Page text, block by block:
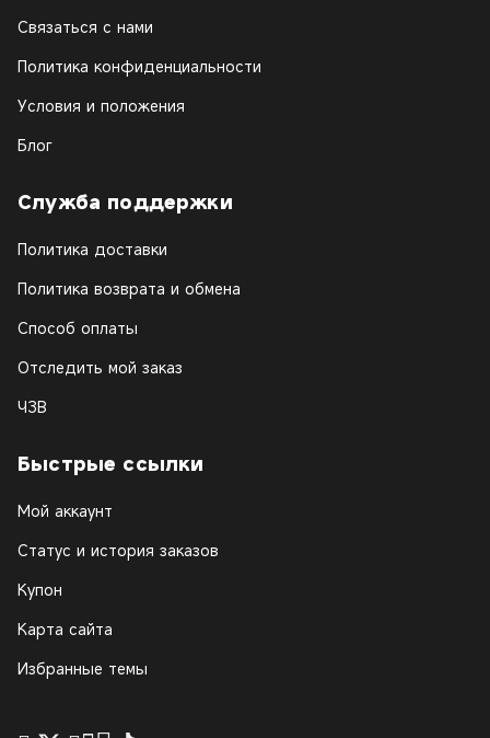
Связаться с нами
Политика конфиденциальности
Условия и положения
Блог
Служба поддержки
Политика доставки
Политика возврата и обмена
Способ оплаты
Отследить мой заказ
ЧЗВ
Быстрые ссылки
Мой аккаунт
Статус и история заказов
Купон
Карта сайта
Избранные темы